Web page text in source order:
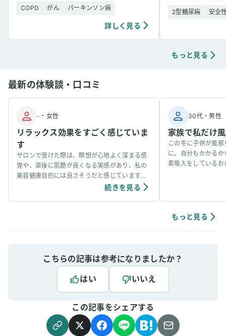
COPD
がん パーキンソン病
詳しく見る
2型糖尿病 安全
もっと見る
最新の体験談・口コミ
- ・ 女性
リラックス効果をすごく感じていま
す
サロンで受けた際は、瞑想が心地よく深まる感
覚や、直後に肌艶が良くなる実感があり、私の
美容健康目的には良さそうだと感じています。
個人の感想ではありますが、吸入中は、脳波が
続きを見る
30代・男性
家族で私だけ
この冬に子供が風
に。自分もかかる
素吸入をしている
もっと見る
こちらの記事は参考になりましたか？
はい
いいえ
この記事をシェアする